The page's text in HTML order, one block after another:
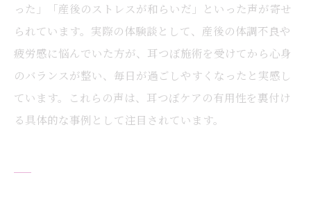
った」「産後のストレスが和らいだ」といった声が寄せ
られています。実際の体験談として、産後の体調不良や
疲労感に悩んでいた方が、耳つぼ施術を受けてから心身
のバランスが整い、毎日が過ごしやすくなったと実感し
ています。これらの声は、耳つぼケアの有用性を裏付け
る具体的な事例として注目されています。